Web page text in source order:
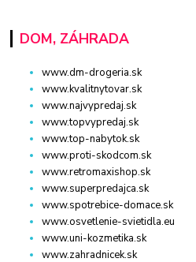
DOM, ZÁHRADA
www.dm-drogeria.sk
www.kvalitnytovar.sk
www.najvypredaj.sk
www.topvypredaj.sk
www.top-nabytok.sk
www.proti-skodcom.sk
www.retromaxishop.sk
www.superpredajca.sk
www.spotrebice-domace.sk
www.osvetlenie-svietidla.eu
www.uni-kozmetika.sk
www.zahradnicek.sk